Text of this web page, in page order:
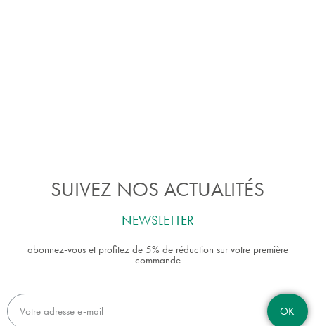
SUIVEZ NOS ACTUALITÉS
NEWSLETTER
abonnez-vous et profitez de 5% de réduction sur votre première
commande
OK